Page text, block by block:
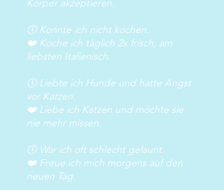
Körper akzeptieren.
🕔 Konnte ich nicht kochen.
❤️ Koche ich täglich 2x frisch, am
liebsten Italienisch.
🕔 Liebte ich Hunde und hatte Angst
vor Katzen.
❤️ Liebe ich Katzen und möchte sie
nie mehr missen.
🕔 War ich oft schlecht gelaunt.
❤️ Freue ich mich morgens auf den
neuen Tag.